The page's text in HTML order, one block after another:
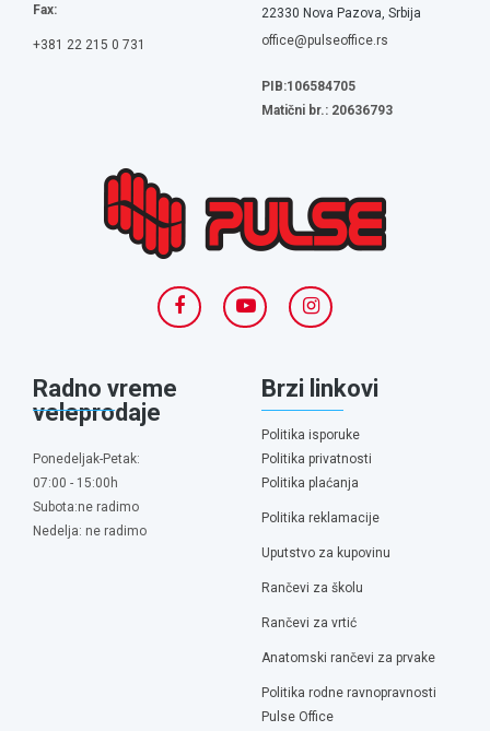
Fax:
+381 22 215 0 731
22330 Nova Pazova, Srbija
office@pulseoffice.rs
PIB:106584705
Matični br.: 20636793
Radno vreme
veleprodaje
Ponedeljak-Petak:
07:00 - 15:00h
Subota:ne radimo
Nedelja: ne radimo
Brzi linkovi
Politika isporuke
Politika privatnosti
Politika plaćanja
Politika reklamacije
Uputstvo za kupovinu
Rančevi za školu
Rančevi za vrtić
Anatomski rančevi za prvake
Politika rodne ravnopravnosti
Pulse Office